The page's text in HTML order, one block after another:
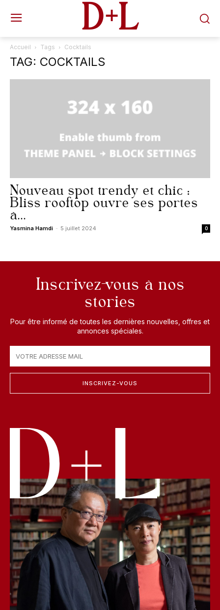
D+L
Accueil Tags Cocktails
TAG: COCKTAILS
Nouveau spot trendy et chic :
Bliss rooftop ouvre ses portes
à...
Yasmina Hamdi - 5 juillet 2024 0
Inscrivez-vous à nos
stories
Pour être informé de toutes les dernières nouvelles, offres et
annonces spéciales.
INSCRIVEZ-VOUS